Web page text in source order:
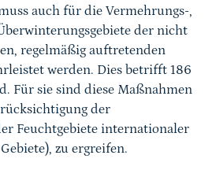
auch für die Vermehrungs-,
der nicht
regelmäßig auftretenden
werden. Dies betrifft 186
Für sie sind diese Maßnahmen
der
Feuchtgebiete internationaler
zu ergreifen.